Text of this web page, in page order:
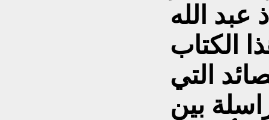
عبد الله
الكتاب
التي
بين